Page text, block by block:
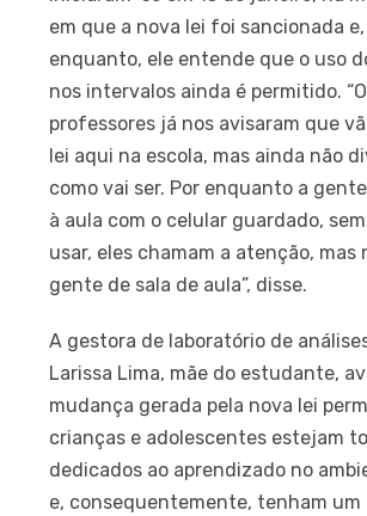
em que a nova lei foi sancionada
enquanto, ele entende que o uso
nos intervalos ainda é permitido.
professores já nos avisaram que
lei aqui na escola, mas ainda não
como vai ser. Por enquanto a
à aula com o celular guardado,
usar, eles chamam a atenção, mas
gente de sala de aula”, disse.
A gestora de laboratório de
Larissa Lima, mãe do estudante,
mudança gerada pela nova lei
crianças e adolescentes estejam
dedicados ao aprendizado no
e, consequentemente, tenham um